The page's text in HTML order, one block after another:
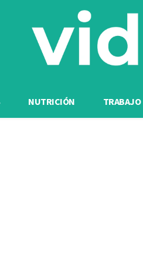
NUTRICIÓN TRABAJO